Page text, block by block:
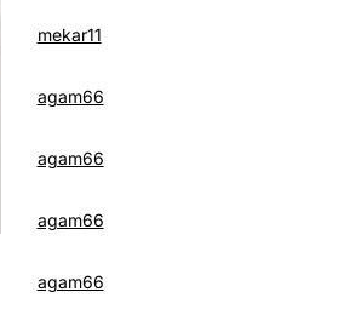
mekar11
agam66
agam66
agam66
agam66